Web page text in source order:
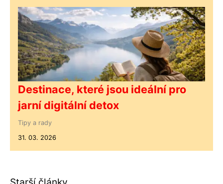
Destinace, které jsou ideální pro
jarní digitální detox
Tipy a rady
31. 03. 2026